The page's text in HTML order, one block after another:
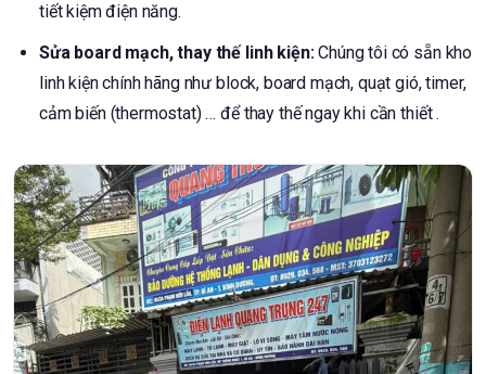
tiết kiệm điện năng.
Sửa board mạch, thay thế linh kiện:Chúng tôi có sẵn kho
linh kiện chính hãng như block, board mạch, quạt gió, timer,
cảm biến (thermostat) … để thay thế ngay khi cần thiết .